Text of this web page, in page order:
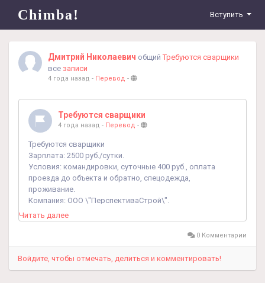
Chimba! Вступить
Дмитрий Николаевич общий Требуются сварщики
все записи
4 года назад - Перевод -
Требуются сварщики
4 года назад - Перевод -
Требуются сварщики
Зарплата: 2500 руб./сутки.
Условия: командировки, суточные 400 руб., оплата
проезда до объекта и обратно, спецодежда,
проживание.
Компания: ООО \"ПерспективаСтрой\".
Адрес работы: Республика Коми, п. Синдор.
Контакты: 89115327370 Дмитрий Николаевич (с 9 до 17)
Читать далее
0 Комментарии
Войдите, чтобы отмечать, делиться и комментировать!